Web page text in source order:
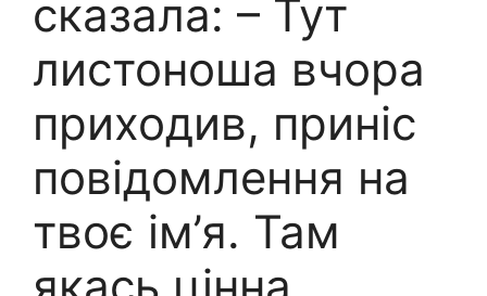
сказала: – Тут
листоноша вчора
приходив, приніс
повідомлення на
твоє ім’я. Там